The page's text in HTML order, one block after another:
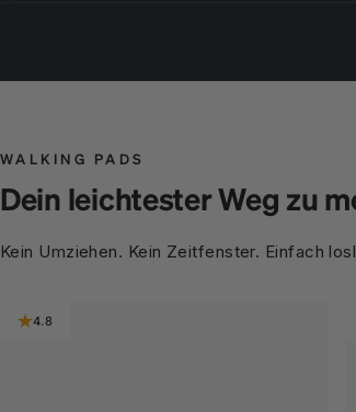
WALKING PADS
Dein leichtester Weg zu
Kein Umziehen. Kein Zeitfenster. Einfach
4.8